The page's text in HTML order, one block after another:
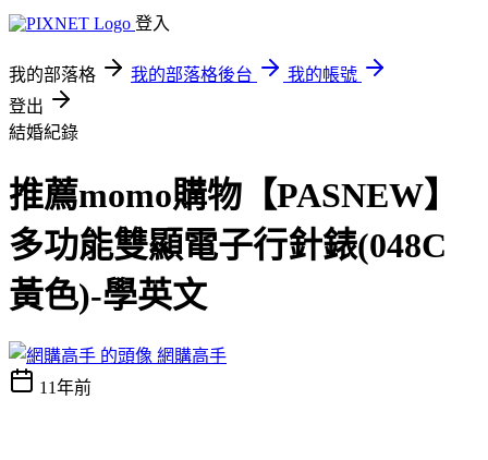
登入
我的部落格 我的部落格後台
我的帳號
登出
結婚紀錄
推薦momo購物【PASNEW】
多功能雙顯電子行針錶(048C
黃色)-學英文
網購高手
11年前